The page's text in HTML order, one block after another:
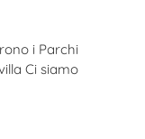
i Parchi
Ci siamo